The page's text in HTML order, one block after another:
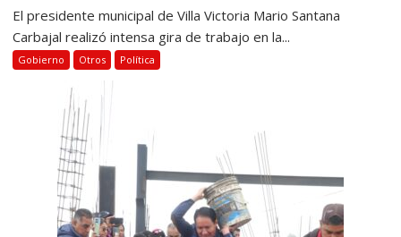
El presidente municipal de Villa Victoria Mario Santana
Carbajal realizó intensa gira de trabajo en la...
Gobierno Otros Política